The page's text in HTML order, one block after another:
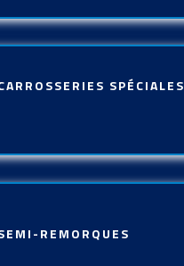
SPÉCIALES
REMORQUES